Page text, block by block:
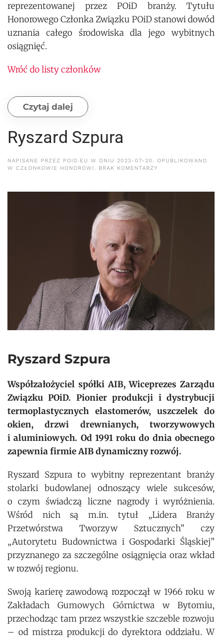
reprezentowanej przez POiD branży. Tytułu
Honorowego Członka Związku POiD stanowi dowód
uznania całego środowiska dla jego wybitnych
osiągnięć.
Wróć do listy członków
Czytaj dalej
Ryszard Szpura
NAPISANE PRZEZ POID.EU W DNIU 2023-07-20 . OPUBLIKOWANO
W CZŁONKOWIE HONOROWI . BRAK KOMENTARZY
Ryszard Szpura
Współzałożyciel spółki AIB, Wiceprezes Zarządu
Związku POiD. Pionier produkcji i dystrybucji
termoplastycznych elastomerów, uszczelek do
okien, drzwi drewnianych, tworzywowych
i aluminiowych. Od 1991 roku do dnia obecnego
zapewnia firmie AIB dynamiczny rozwój.
Ryszard Szpura to wybitny reprezentant branży
stolarki budowlanej odnoszący wiele sukcesów,
o czym świadczą liczne nagrody i wyróżnienia.
Wśród nich są m.in. tytuł „Lidera Branży
Przetwórstwa Tworzyw Sztucznych” czy
„Autorytetu Budownictwa i Gospodarki Śląskiej”
przyznanego za szczególne osiągnięcia oraz wkład
w rozwój regionu.
Swoją karierę zawodową rozpoczął w 1966 roku w
Zakładach Gumowych Górnictwa w Bytomiu,
przechodząc tam przez wszystkie szczeble rozwoju
– od mistrza produkcji do dyrektora oddziału. W